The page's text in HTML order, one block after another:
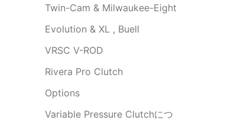
Twin-Cam & Milwaukee-Eight
Evolution & XL , Buell
VRSC V-ROD
Rivera Pro Clutch
Options
Variable Pressure Clutchにつ